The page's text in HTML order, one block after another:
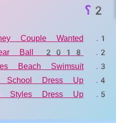
2؟
Couple Wanted
Year Ball 2018
Beach Swimsuit
School Dress Up
Styles Dress Up